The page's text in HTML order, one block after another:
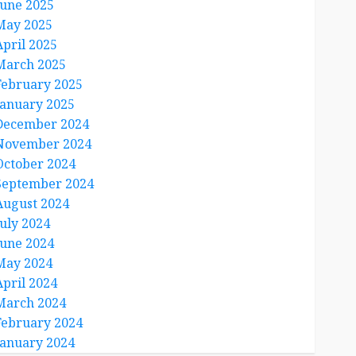
2025
2025
2025
2025
2025
2025
2024
2024
2024
2024
2024
2024
2024
2024
2024
2024
2024
2024